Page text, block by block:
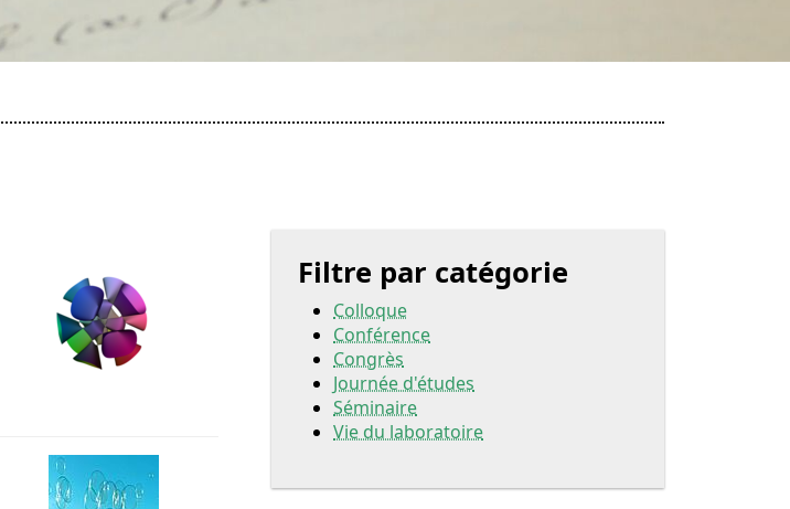
Filtre par catégorie
Colloque
Conférence
Congrès
Journée d'études
Séminaire
Vie du laboratoire